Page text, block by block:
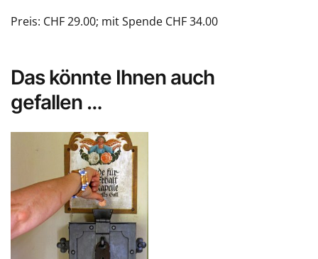
Preis: CHF 29.00; mit Spende CHF 34.00
Das könnte Ihnen auch
gefallen …